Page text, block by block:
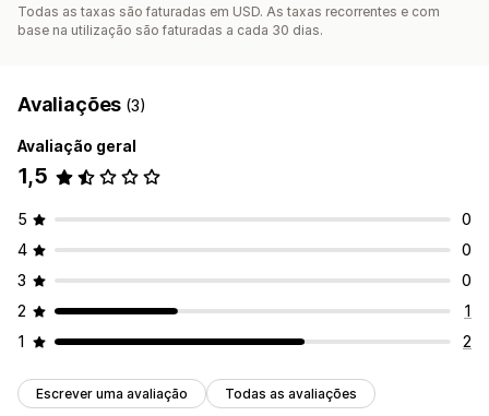
Todas as taxas são faturadas em USD. As taxas recorrentes e com
base na utilização são faturadas a cada 30 dias.
Avaliações (3)
Avaliação geral
1,5
5
0
4
0
3
0
2
1
1
2
Escrever uma avaliação Todas as avaliações